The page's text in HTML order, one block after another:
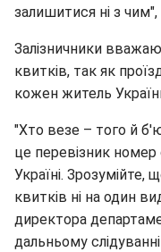
залишитися ні з
Залізничники
квитків, так як
кожен житель
"Хто везе – того й
це перевізник номер
Україні.
квитків ні на один
директора
дальньому